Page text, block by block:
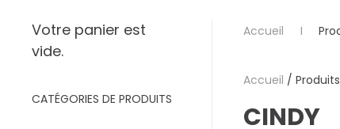
Accueil
Accueil /
CINDY
Votre panier est
vide.
CATÉGORIES DE PRODUITS